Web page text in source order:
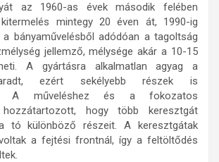
az 1960-as évek második felében
mintegy 20 éven át, 1990-ig
bányaművelésből adódóan a tagoltság
jellemző, mélysége akár a 10-15
A gyártásra alkalmatlan agyag a
ezért sekélyebb részek is
A műveléshez és a fokozatos
hozzátartozott, hogy több keresztgát
tó különböző részeit. A keresztgátak
a fejtési frontnál, így a feltöltődés